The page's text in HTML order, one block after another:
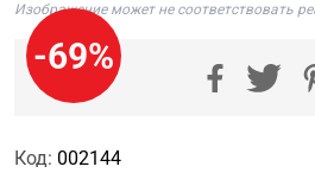
-69%
Изображение может не соответствовать
Код: 002144